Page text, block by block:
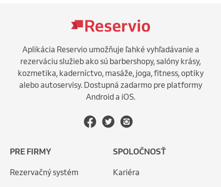
Aplikácia Reservio umožňuje ľahké vyhľadávanie a
rezerváciu služieb ako sú barbershopy, salóny krásy,
kozmetika, kaderníctvo, masáže, joga, fitness, optiky
alebo autoservisy. Dostupná zadarmo pre platformy
Android a iOS.
PRE FIRMY
Rezervačný systém
SPOLOČNOSŤ
Kariéra